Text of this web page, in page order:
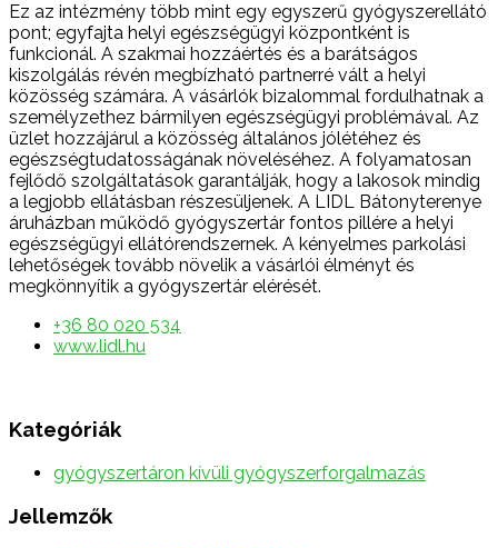
Ez az intézmény több mint egy egyszerű gyógyszerellátó
pont; egyfajta helyi egészségügyi központként is
funkcionál. A szakmai hozzáértés és a barátságos
kiszolgálás révén megbízható partnerré vált a helyi
közösség számára. A vásárlók bizalommal fordulhatnak a
személyzethez bármilyen egészségügyi problémával. Az
üzlet hozzájárul a közösség általános jólétéhez és
egészségtudatosságának növeléséhez. A folyamatosan
fejlődő szolgáltatások garantálják, hogy a lakosok mindig
a legjobb ellátásban részesüljenek. A LIDL Bátonyterenye
áruházban működő gyógyszertár fontos pillére a helyi
egészségügyi ellátórendszernek. A kényelmes parkolási
lehetőségek tovább növelik a vásárlói élményt és
megkönnyítik a gyógyszertár elérését.
+36 80 020 534
www.lidl.hu
Kategóriák
gyógyszertáron kívüli gyógyszerforgalmazás
Jellemzők